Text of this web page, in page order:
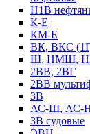
Н1В
К-Е
КМ-Е
ВК, ВКС
Ш, НМШ,
2ВВ, 2ВГ
2ВВ
3В
АС-Ш,
3В судовые